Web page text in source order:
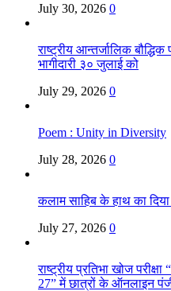
July 30, 2026 0
राष्ट्रीय आन्तर्जालिक
भागीदारी ३० जुलाई को
July 29, 2026 0
Poem : Unity in Diversity
July 28, 2026 0
कलाम साहिब के हाथ का
July 27, 2026 0
राष्ट्रीय प्रतिभा खोज
27” में छात्रों के ऑनलाइन